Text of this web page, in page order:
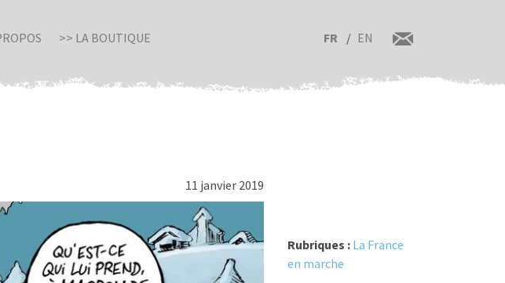
>> LA BOUTIQUE FR EN
11 janvier 2019
Rubriques : La France
en marche